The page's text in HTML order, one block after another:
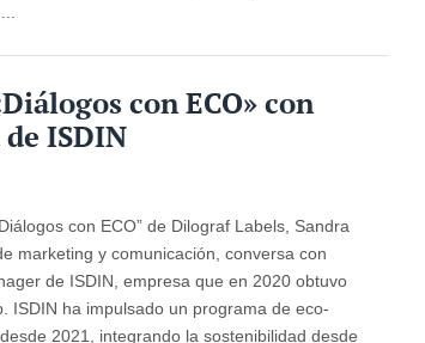
con ECO» con
ISDIN
con ECO” de Dilograf Labels, Sandra
marketing y comunicación, conversa con
de ISDIN, empresa que en 2020 obtuvo
ISDIN ha impulsado un programa de eco-
2021, integrando la sostenibilidad desde